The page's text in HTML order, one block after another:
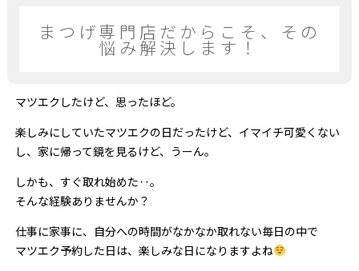
まつげ専門店だからこそ、その
悩み解決します！
マツエクしたけど、思ったほど。
楽しみにしていたマツエクの日だったけど、イマイチ可愛くない
し、家に帰って鏡を見るけど、うーん。
しかも、すぐ取れ始めた‥。
そんな経験ありませんか？
仕事に家事に、自分への時間がなかなか取れない毎日の中で
マツエク予約した日は、楽しみな日になりますよね